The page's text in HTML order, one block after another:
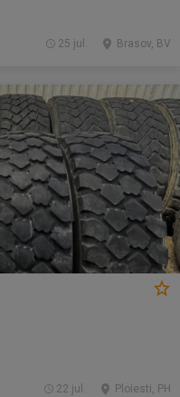
Brasov, BV
25 jul.
Ploiesti, PH
22 jul.